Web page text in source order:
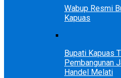
Wabup Resmi
Kapuas
Bupati Kapuas
Pembangunan
Handel Melati